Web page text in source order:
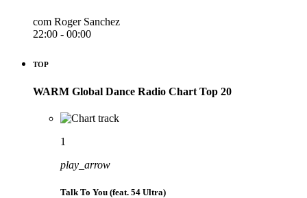
com Roger Sanchez
22:00 - 00:00
TOP
WARM Global Dance Radio Chart Top 20
1
play_arrow
Talk To You (feat. 54 Ultra)